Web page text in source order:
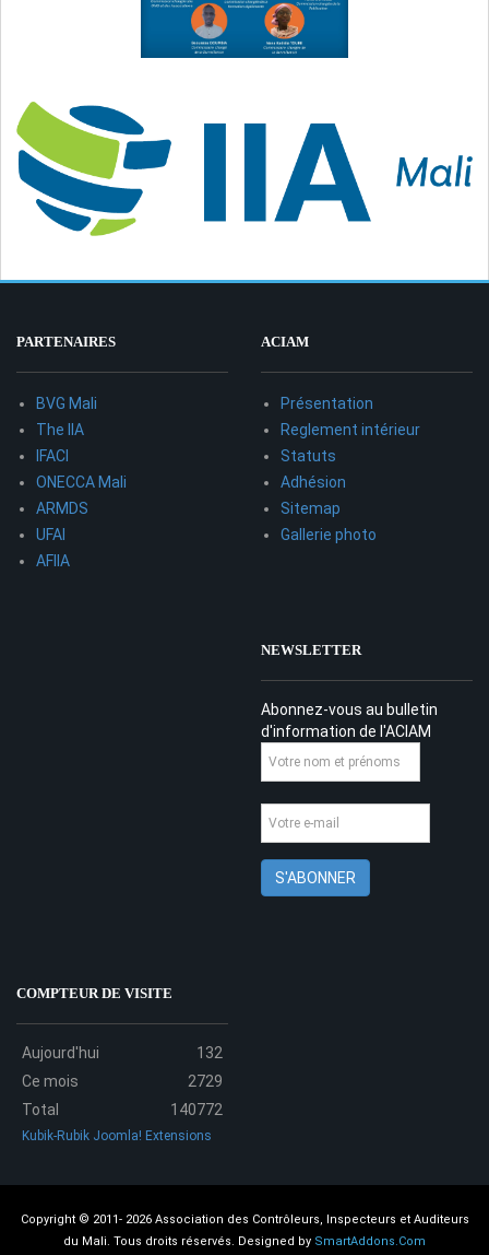
PARTENAIRES
BVG Mali
The IIA
IFACI
ONECCA Mali
ARMDS
UFAI
AFIIA
ACIAM
Présentation
Reglement intérieur
Statuts
Adhésion
Sitemap
Gallerie photo
NEWSLETTER
Abonnez-vous au bulletin
d'information de l'ACIAM
COMPTEUR DE VISITE
Aujourd'hui
132
Ce mois
2729
Total
140772
Kubik-Rubik Joomla! Extensions
Copyright © 2011- 2026 Association des Contrôleurs, Inspecteurs et Auditeurs
du Mali. Tous droits réservés. Designed by SmartAddons.Com